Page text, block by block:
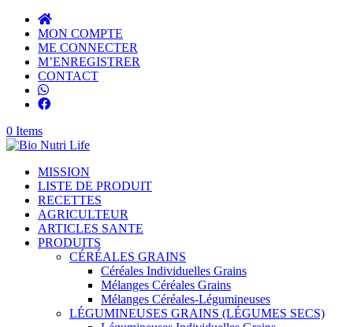
MON COMPTE
ME CONNECTER
M’ENREGISTRER
CONTACT
0 Items
MISSION
LISTE DE PRODUIT
RECETTES
AGRICULTEUR
ARTICLES SANTE
PRODUITS
CÉRÉALES GRAINS
Céréales Individuelles Grains
Mélanges Céréales Grains
Mélanges Céréales-Légumineuses
LÉGUMINEUSES GRAINS (LÉGUMES SECS)